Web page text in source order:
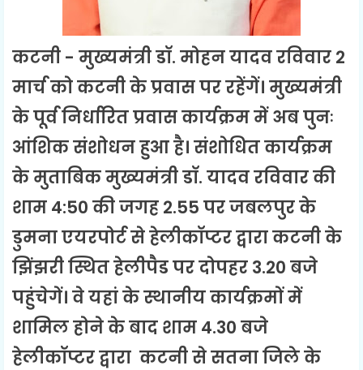
कटनी - मुख्‍यमंत्री डॉ. मोहन यादव रविवार 2
मार्च को कटनी के प्रवास पर रहेंगें। मुख्यमंत्री
के पूर्व निर्धारित प्रवास कार्यक्रम में अब पुनः
आंशिक संशोधन हुआ है। संशोधित कार्यक्रम
के मुताबिक मुख्यमंत्री डॉ. यादव रविवार की
शाम 4:50 की जगह 2.55 पर जबलपुर के
डुमना एयरपोर्ट से हेलीकॉप्टर द्वारा कटनी के
झिंझरी स्थित हेलीपैड पर दोपहर 3.20 बजे
पहुंचेगें। वे यहां के स्थानीय कार्यक्रमों में
शामिल होने के बाद शाम 4.30 बजे
हेलीकॉप्टर द्वारा कटनी से सतना जिले के